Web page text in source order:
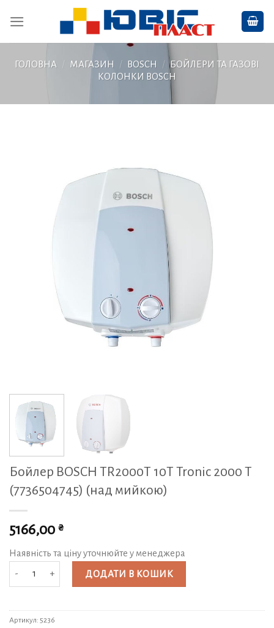
ГОЛОВНА / МАГАЗИН / BOSCH /
БОЙЛЕРИ ТА ГАЗОВІ
КОЛОНКИ BOSCH
Бойлер BOSCH TR2000T 10T Tronic 2000 T
(7736504745) (над мийкою)
5166,00 ₴
Наявність та ціну уточнюйте у менеджера
ДОДАТИ В КОШИК
Артикул: 5236